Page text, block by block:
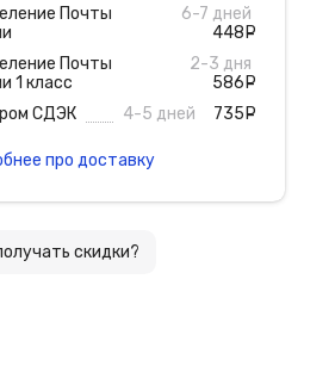
Почты
6-7 дней
448
Почты
1 класс
2-3 дня
586
СДЭК
4-5 дней 735
про доставку
скидки?